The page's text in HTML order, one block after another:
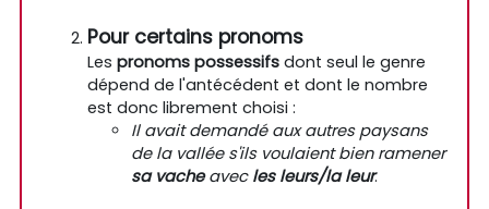
Pour certains pronoms
Les pronoms possessifs dont seul le genre
dépend de l'antécédent et dont le nombre
est donc librement choisi :
Il avait demandé aux autres paysans
de la vallée s'ils voulaient bien ramener
sa vacheavec les leurs/la leur.